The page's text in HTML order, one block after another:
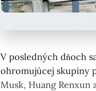
V posledných dňoch
ohromujúcej skupiny
Musk, Huang Renxun